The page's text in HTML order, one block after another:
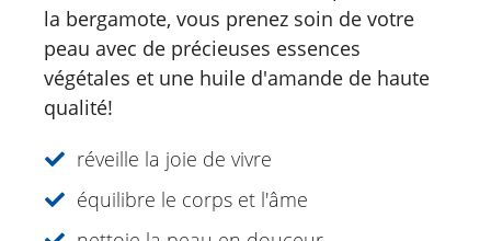
Catalogue
Douche
Soins corporels
Soins des pieds
Soins du visage
la bergamote, vous prenez soin de votre
peau avec de précieuses essences
végétales et une huile d'amande de haute
qualité!
réveille la joie de vivre
équilibre le corps et l'âme